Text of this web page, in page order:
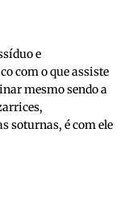
e
com o que assiste
mesmo sendo a
soturnas, é com ele